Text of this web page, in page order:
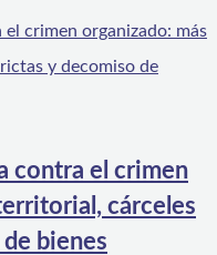
contra el crimen
cárceles
bienes